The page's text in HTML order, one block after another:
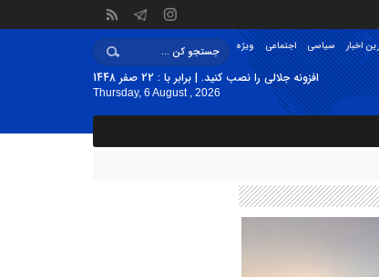
ویژه اجتماعی سیاسی اخبار
افزونه جلالی را نصب کنید. | برابر با : 22 صفر 1448
Thursday, 6 August , 2026